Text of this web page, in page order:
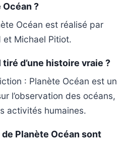
Océan ?
Océan est réalisé par
Michael Pitiot.
d’une histoire vraie ?
: Planète Océan est un
l’observation des océans,
activités humaines.
de Planète Océan sont